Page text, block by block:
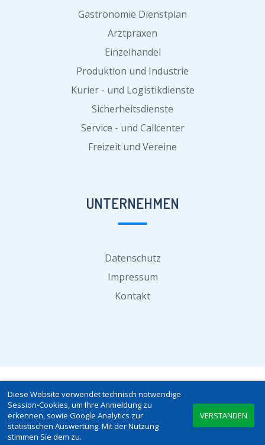
Gastronomie Dienstplan
Arztpraxen
Einzelhandel
Produktion und Industrie
Kurier - und Logistikdienste
Sicherheitsdienste
Service - und Callcenter
Freizeit und Vereine
UNTERNEHMEN
Datenschutz
Impressum
Kontakt
© 2026 SCHICHTPLANER-ONLINE.DE | VERSION 5.2
(9.FEBRUAR 2026)
Diese Website verwendet technisch notwendige
Session-Cookies, um Ihre Anmeldung zu
erkennen, sowie Google Analytics zur
statistischen Auswertung. Mit der Nutzung
stimmen Sie dem zu.
VERSTANDEN